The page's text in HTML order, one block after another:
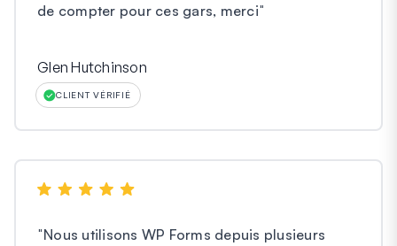
de compter pour ces gars, merci"
Glen Hutchinson
CLIENT VÉRIFIÉ
"Nous utilisons WP Forms depuis plusieurs